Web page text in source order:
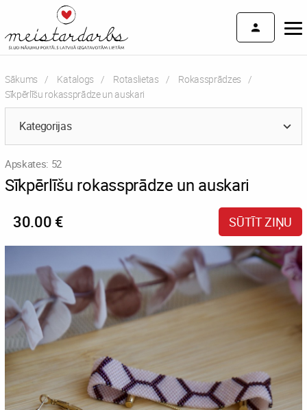
Sākums Katalogs Rotaslietas
Rokassprādzes
Current:
Sīkpērlīšu rokassprādze un auskari
Kategorijas
Apskates: 52
Sīkpērlīšu rokassprādze un auskari
30.00 € SŪTĪT ZIŅU